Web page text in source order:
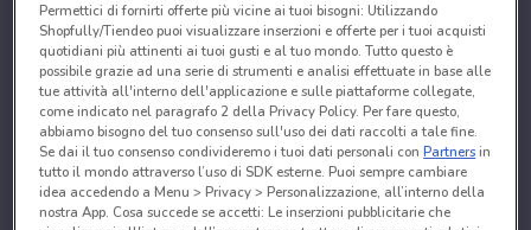
Permettici di fornirti offerte più vicine ai tuoi bisogni: Utilizzando
Shopfully/Tiendeo puoi visualizzare inserzioni e offerte per i tuoi acquisti
quotidiani più attinenti ai tuoi gusti e al tuo mondo. Tutto questo è
possibile grazie ad una serie di strumenti e analisi effettuate in base alle
tue attività all'interno dell'applicazione e sulle piattaforme collegate,
come indicato nel paragrafo 2 della Privacy Policy. Per fare questo,
abbiamo bisogno del tuo consenso sull'uso dei dati raccolti a tale fine.
Se dai il tuo consenso condivideremo i tuoi dati personali conPartnersin
tutto il mondo attraverso l’uso di SDK esterne. Puoi sempre cambiare
idea accedendo a Menu > Privacy > Personalizzazione, all’interno della
nostra App. Cosa succede se accetti: Le inserzioni pubblicitarie che